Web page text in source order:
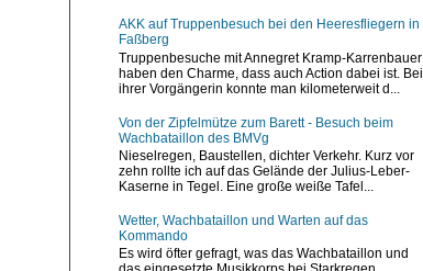
AKK auf Truppenbesuch bei den Heeresfliegern in
Faßberg
Truppenbesuche mit Annegret Kramp-Karrenbauer
haben den Charme, dass auch Action dabei ist. Bei
ihrer Vorgängerin konnte man kilometerweit d...
Von der Zipfelmütze zum Barett - Besuch beim
Wachbataillon des BMVg
Nieselregen, Baustellen, dichter Verkehr. Kurz vor
zehn rollte ich auf das Gelände der Julius-Leber-
Kaserne in Tegel. Eine große weiße Tafel...
Wetter, Wachbataillon und Warten auf das
Kommando
Es wird öfter gefragt, was das Wachbataillon und